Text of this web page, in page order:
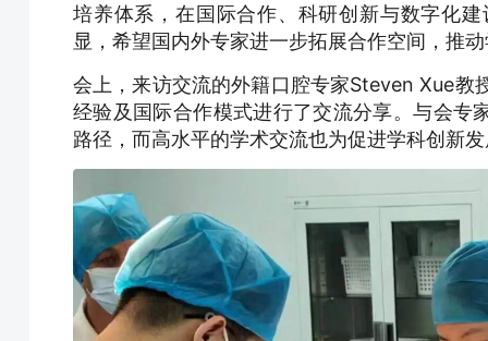
培养体系，在国际合作、科研创新与数字化
显，希望国内外专家进一步拓展合作空间，推
会上，来访交流的外籍口腔专家Steven Xue教
经验及国际合作模式进行了交流分享。与会专
路径，而高水平的学术交流也为促进学科创新